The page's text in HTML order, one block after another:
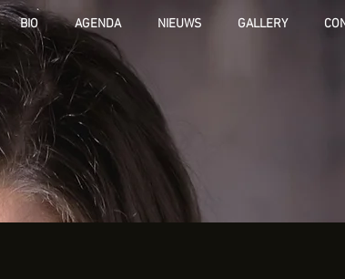
BIO AGENDA NIEUWS GALLERY